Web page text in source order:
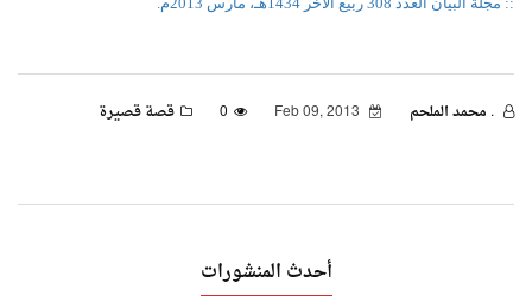
. محمد الملحم 0 قصة قصيرة
أحدث المنشورات